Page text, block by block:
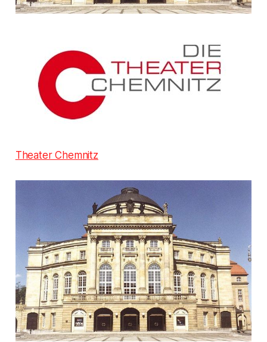
Theater Chemnitz